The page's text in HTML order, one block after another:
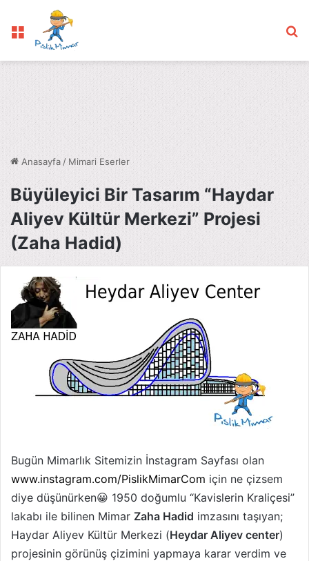
Menü
Anasayfa / Mimari Eserler
Büyüleyici Bir Tasarım “Haydar
Aliyev Kültür Merkezi” Projesi
(Zaha Hadid)
Bugün Mimarlık Sitemizin İnstagram Sayfası olan
www.instagram.com/PislikMimarCom için ne çizsem
diye düşünürken😀 1950 doğumlu “Kavislerin Kraliçesi”
lakabı ile bilinen Mimar Zaha Hadid imzasını taşıyan;
Haydar Aliyev Kültür Merkezi (Heydar Aliyev center)
projesinin görünüş çizimini yapmaya karar verdim ve